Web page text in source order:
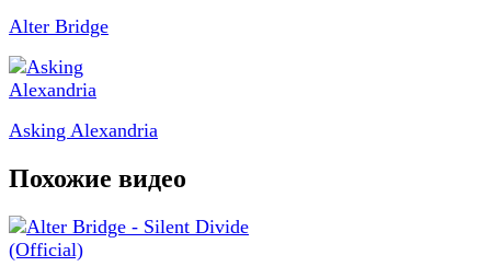
Alter Bridge
Asking Alexandria
Похожие видео